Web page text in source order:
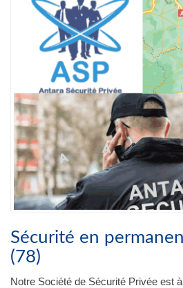
Sécurité en
(78)
Notre Société de Sécurité Privée est